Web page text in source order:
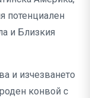
потенциален
и Близкия
и изчезването
конвой с